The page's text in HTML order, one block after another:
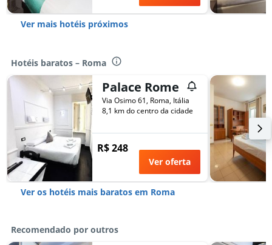
Ver mais hotéis próximos
Hotéis baratos – Roma
Palace Rome
Via Osimo 61, Roma, Itália
8,1 km do centro da cidade
R$ 248
Ver oferta
Ver os hotéis mais baratos em Roma
Recomendado por outros